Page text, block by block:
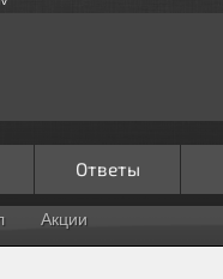
Ответы
Акции